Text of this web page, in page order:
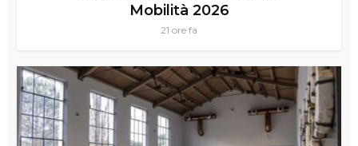
Mobilità 2026
21 ore fa